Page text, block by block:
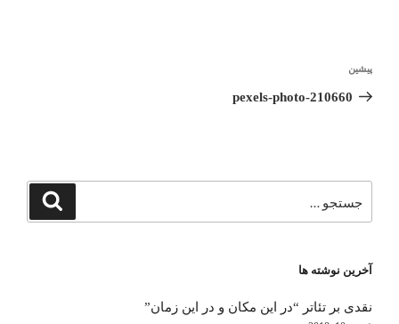
نوشته
قبلی
پیشین
pexels-photo-210660
برای
جستجو
آخرین نوشته ها
نقدی بر تئاتر “در این مکان و در این زمان”